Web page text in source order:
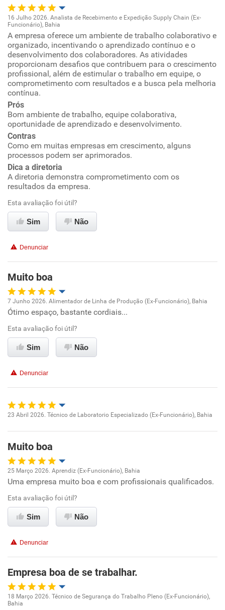
Oportunidade de promoção
Ambiente de trabalho
Conciliação com a vida familiar
Benefícios
Recomenda esta empresa
Recomenda a diretoria
16 Julho 2026. Analista de Recebimento e Expedição Supply Chain (Ex-
Funcionário), Bahia
A empresa oferece um ambiente de trabalho colaborativo e
organizado, incentivando o aprendizado contínuo e o
desenvolvimento dos colaboradores. As atividades
proporcionam desafios que contribuem para o crescimento
profissional, além de estimular o trabalho em equipe, o
comprometimento com resultados e a busca pela melhoria
contínua.
Prós
Bom ambiente de trabalho, equipe colaborativa,
oportunidade de aprendizado e desenvolvimento.
Contras
Como em muitas empresas em crescimento, alguns
processos podem ser aprimorados.
Dica a diretoria
A diretoria demonstra comprometimento com os
resultados da empresa.
Esta avaliação foi útil?
Sim Não
Denunciar
Muito boa
Oportunidade de promoção
Ambiente de trabalho
Benefícios
Recomenda esta empresa
7 Junho 2026. Alimentador de Linha de Produção (Ex-Funcionário), Bahia
Ótimo espaço, bastante cordiais...
Esta avaliação foi útil?
Sim Não
Denunciar
Ambiente de trabalho
Conciliação com a vida familiar
Benefícios
Recomenda esta empresa
Recomenda a diretoria
23 Abril 2026. Técnico de Laboratorio Especializado (Ex-Funcionário), Bahia
Muito boa
Oportunidade de promoção
Ambiente de trabalho
Benefícios
Recomenda esta empresa
Recomenda a diretoria
25 Março 2026. Aprendiz (Ex-Funcionário), Bahia
Uma empresa muito boa e com profissionais qualificados.
Esta avaliação foi útil?
Sim Não
Denunciar
Empresa boa de se trabalhar.
Oportunidade de promoção
18 Março 2026. Técnico de Segurança do Trabalho Pleno (Ex-Funcionário),
Bahia